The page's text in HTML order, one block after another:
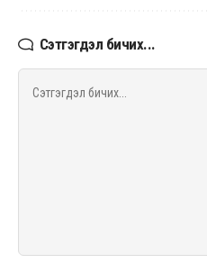
Сэтгэгдэл бичих...